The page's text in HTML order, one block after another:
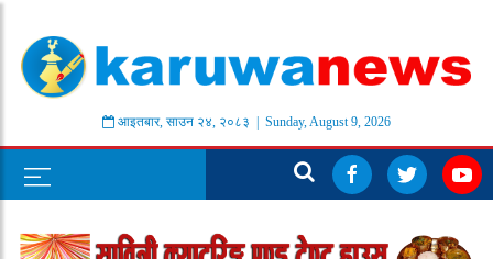
आइतबार, साउन २४, २०८३ | Sunday, August 9, 2026